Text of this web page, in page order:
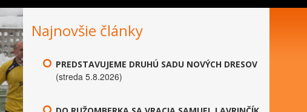
Najnovšie články
PREDSTAVUJEME DRUHÚ SADU NOVÝCH DRESOV
(streda 5.8.2026)